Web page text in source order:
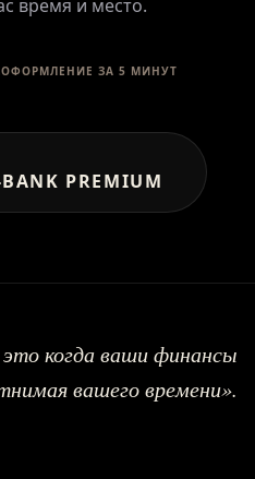
время и место.
ОФОРМЛЕНИЕ ЗА 5 МИНУТ
PREMIUM
когда ваши финансы
вашего времени».